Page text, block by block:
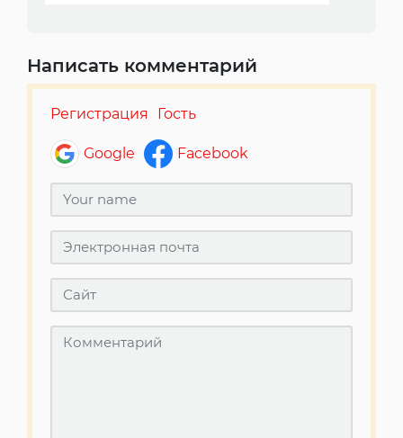
Написать комментарий
Регистрация Гость
Google Facebook